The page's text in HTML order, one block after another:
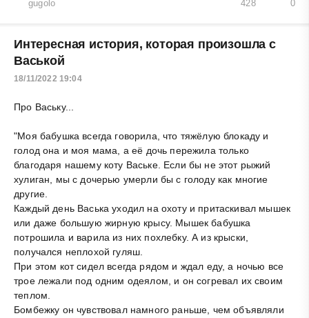
gugolo 0
428
Интересная история, которая произошла с
Васькой
18/11/2022 19:04
Про Ваську...
"Моя бабушка всегда говорила, что тяжёлую блокаду и
голод она и моя мама, а её дочь пережила только
благодаря нашему коту Ваське. Если бы не этот рыжий
хулиган, мы с дочерью умерли бы с голоду как многие
другие.
Каждый день Васька уходил на охоту и притаскивал мышек
или даже большую жирную крысу. Мышек бабушка
потрошила и варила из них похлебку. А из крыски,
получался неплохой гуляш.
При этом кот сидел всегда рядом и ждал еду, а ночью все
трое лежали под одним одеялом, и он согревал их своим
теплом.
Бомбежку он чувствовал намного раньше, чем объявляли